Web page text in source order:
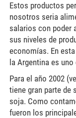
Estos productos
nosotros seria
salarios con poder
sus niveles de
economías. En
la Argentina es
Para el año 2002
tiene gran parte de
soja. Como
fueron los